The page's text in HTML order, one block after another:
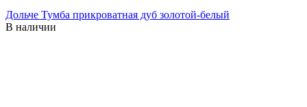
Дольче Тумба прикроватная дуб золотой-белый
В наличии